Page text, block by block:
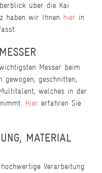
über die Kai
haben wir Ihnen hier in
Messer beim
gewogen, geschnitten,
welches in der
Hier erfahren Sie
MATERIAL
Verarbeitung